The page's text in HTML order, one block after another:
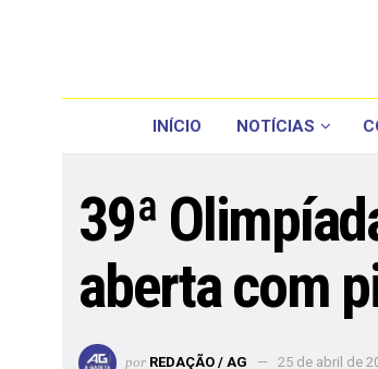
INÍCIO NOTÍCIAS
39ª
aberta com
por REDAÇÃO / AG 25 de abril de